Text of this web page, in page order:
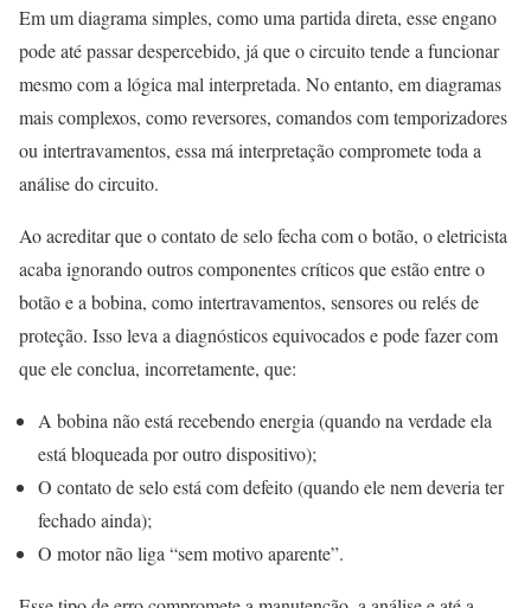
Em um diagrama simples, como uma partida direta, esse engano
pode até passar despercebido, já que o circuito tende a funcionar
mesmo com a lógica mal interpretada. No entanto, em diagramas
mais complexos, como reversores, comandos com temporizadores
ou intertravamentos, essa má interpretação compromete toda a
análise do circuito.
Ao acreditar que o contato de selo fecha com o botão, o eletricista
acaba ignorando outros componentes críticos que estão entre o
botão e a bobina, como intertravamentos, sensores ou relés de
proteção. Isso leva a diagnósticos equivocados e pode fazer com
que ele conclua, incorretamente, que:
A bobina não está recebendo energia (quando na verdade ela
está bloqueada por outro dispositivo);
O contato de selo está com defeito (quando ele nem deveria ter
fechado ainda);
O motor não liga “sem motivo aparente”.